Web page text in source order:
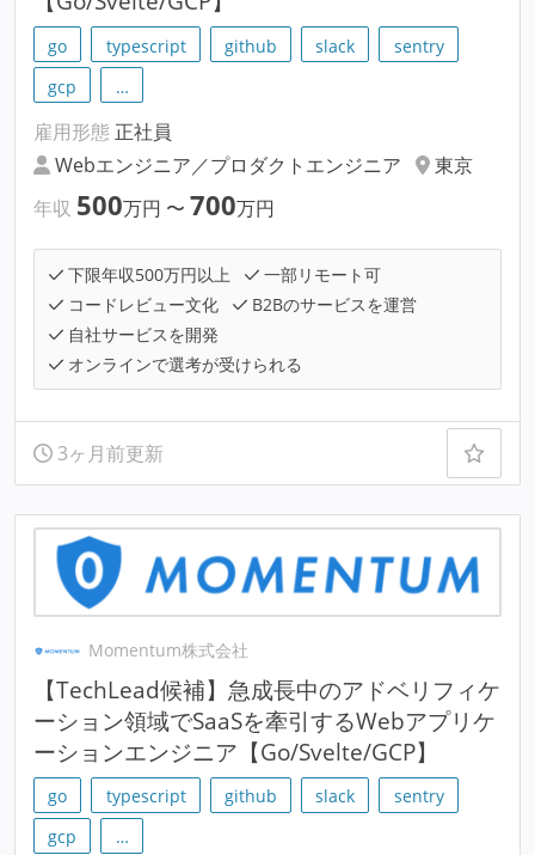
go typescript github slack
sentry
gcp
…
雇用形態 正社員
Webエンジニア／プロダクトエンジニア
東京
年収 500万円 〜 700万円
下限年収500万円以上
一部リモート可
コードレビュー文化
B2Bのサービスを運営
自社サービスを開発
オンラインで選考が受けられる
3ヶ月前更新
Momentum株式会社
【TechLead候補】急成長中のアドベリフィケ
ーション領域でSaaSを牽引するWebアプリケ
ーションエンジニア【Go/Svelte/GCP】
go typescript github slack
sentry
gcp
…